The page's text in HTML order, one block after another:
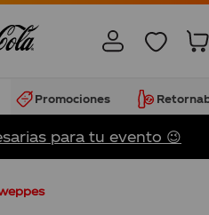
Promociones
para tu evento 😉